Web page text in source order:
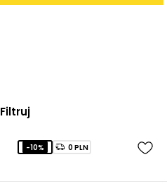
Filtruj
-10% 0 PLN